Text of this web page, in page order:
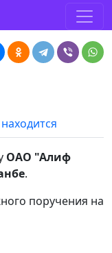
находится
ОАО "Алиф
.
поручения на